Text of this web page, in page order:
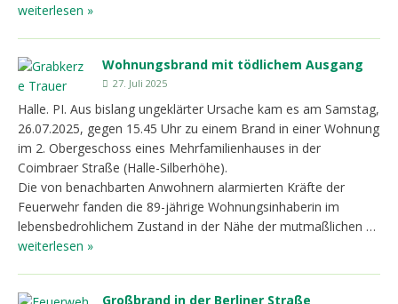
weiterlesen »
Wohnungsbrand mit tödlichem Ausgang
27. Juli 2025
Halle. PI. Aus bislang ungeklärter Ursache kam es am Samstag,
26.07.2025, gegen 15.45 Uhr zu einem Brand in einer Wohnung
im 2. Obergeschoss eines Mehrfamilienhauses in der
Coimbraer Straße (Halle-Silberhöhe).
Die von benachbarten Anwohnern alarmierten Kräfte der
Feuerwehr fanden die 89-jährige Wohnungsinhaberin im
lebensbedrohlichem Zustand in der Nähe der mutmaßlichen …
weiterlesen »
Großbrand in der Berliner Straße